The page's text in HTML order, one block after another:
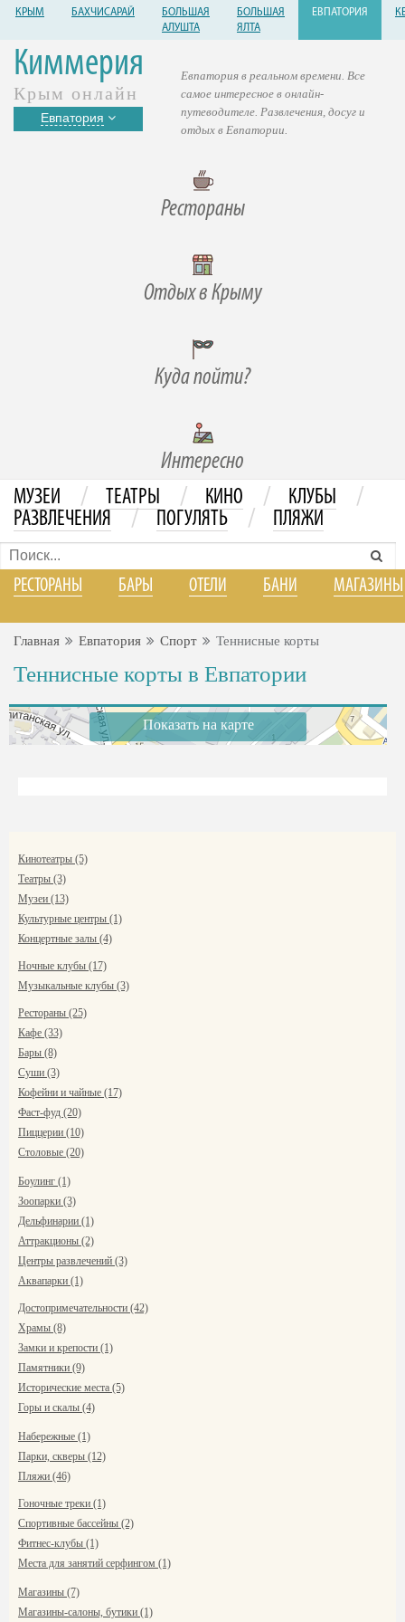
КРЫМ БАХЧИСАРАЙ
БОЛЬШАЯ
АЛУШТА
БОЛЬШАЯ
ЯЛТА
ЕВПАТОРИЯ
Киммерия
Крым онлайн
Евпатория
Рестораны
Отдых в Крыму
Куда пойти?
Интересно
Евпатория в реальном времени. Все
самое интересное в онлайн-
путеводителе. Развлечения, досуг и
отдых в Евпатории.
МУЗЕИ / ТЕАТРЫ / КИНО / КЛУБЫ /
РАЗВЛЕЧЕНИЯ / ПОГУЛЯТЬ / ПЛЯЖИ
РЕСТОРАНЫ БАРЫ ОТЕЛИ БАНИ МАГАЗИНЫ
Главная Евпатория Спорт Теннисные корты
Теннисные корты в Евпатории
Показать на карте
Кинотеатры (5)
Театры (3)
Музеи (13)
Культурные центры (1)
Концертные залы (4)
Ночные клубы (17)
Музыкальные клубы (3)
Рестораны (25)
Кафе (33)
Бары (8)
Суши (3)
Кофейни и чайные (17)
Фаст-фуд (20)
Пиццерии (10)
Столовые (20)
Боулинг (1)
Зоопарки (3)
Дельфинарии (1)
Аттракционы (2)
Центры развлечений (3)
Аквапарки (1)
Достопримечательности (42)
Храмы (8)
Замки и крепости (1)
Памятники (9)
Исторические места (5)
Горы и скалы (4)
Набережные (1)
Парки, скверы (12)
Пляжи (46)
Гоночные треки (1)
Спортивные бассейны (2)
Фитнес-клубы (1)
Места для занятий серфингом (1)
Магазины (7)
Магазины-салоны, бутики (1)